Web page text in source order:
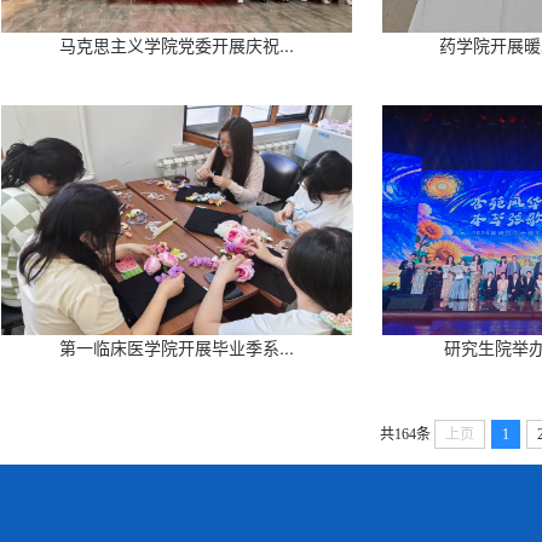
马克思主义学院党委开展庆祝... 药学院开展
第一临床医学院开展毕业季系... 研究生院举
共164条 上页 1